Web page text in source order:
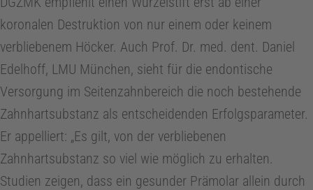
koronalen Destruktion von nur einem oder keinem
verbliebenem Höcker. Auch Prof. Dr. med. dent. Daniel
Edelhoff, LMU München, sieht für die endontische
Versorgung im Seitenzahnbereich die noch bestehende
Zahnhartsubstanz als entscheidenden Erfolgsparameter.
Er appelliert: „Es gilt, von der verbliebenen
Zahnhartsubstanz so viel wie möglich zu erhalten.
Studien zeigen, dass ein gesunder Prämolar allein durch